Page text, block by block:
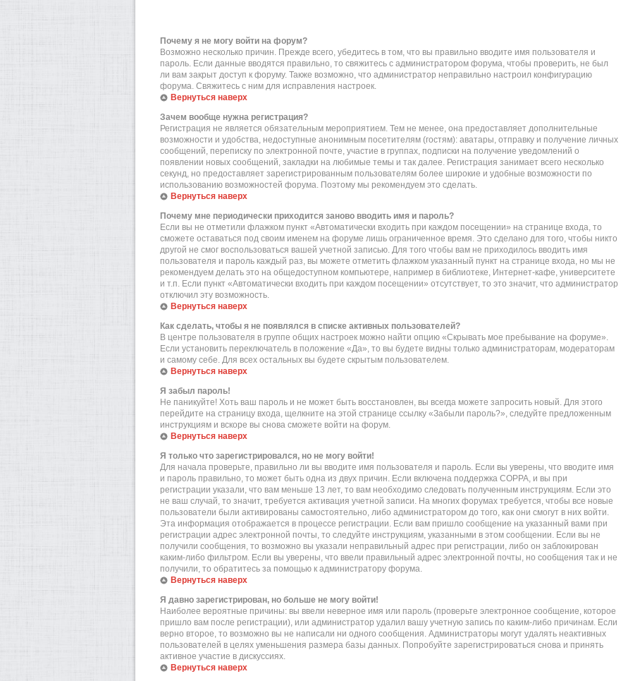
Почему я не могу войти на форум?
Возможно несколько причин. Прежде всего, убедитесь в том, что вы правильно вводите имя пользователя и
пароль. Если данные вводятся правильно, то свяжитесь с администратором форума, чтобы проверить, не был
ли вам закрыт доступ к форуму. Также возможно, что администратор неправильно настроил конфигурацию
форума. Свяжитесь с ним для исправления настроек.
Вернуться наверх
Зачем вообще нужна регистрация?
Регистрация не является обязательным мероприятием. Тем не менее, она предоставляет дополнительные
возможности и удобства, недоступные анонимным посетителям (гостям): аватары, отправку и получение личных
сообщений, переписку по электронной почте, участие в группах, подписки на получение уведомлений о
появлении новых сообщений, закладки на любимые темы и так далее. Регистрация занимает всего несколько
секунд, но предоставляет зарегистрированным пользователям более широкие и удобные возможности по
использованию возможностей форума. Поэтому мы рекомендуем это сделать.
Вернуться наверх
Почему мне периодически приходится заново вводить имя и пароль?
Если вы не отметили флажком пункт «Автоматически входить при каждом посещении» на странице входа, то
сможете оставаться под своим именем на форуме лишь ограниченное время. Это сделано для того, чтобы никто
другой не смог воспользоваться вашей учетной записью. Для того чтобы вам не приходилось вводить имя
пользователя и пароль каждый раз, вы можете отметить флажком указанный пункт на странице входа, но мы не
рекомендуем делать это на общедоступном компьютере, например в библиотеке, Интернет-кафе, университете
и т.п. Если пункт «Автоматически входить при каждом посещении» отсутствует, то это значит, что администратор
отключил эту возможность.
Вернуться наверх
Как сделать, чтобы я не появлялся в списке активных пользователей?
В центре пользователя в группе общих настроек можно найти опцию «Скрывать мое пребывание на форуме».
Если установить переключатель в положение «Да», то вы будете видны только администраторам, модераторам
и самому себе. Для всех остальных вы будете скрытым пользователем.
Вернуться наверх
Я забыл пароль!
Не паникуйте! Хоть ваш пароль и не может быть восстановлен, вы всегда можете запросить новый. Для этого
перейдите на страницу входа, щелкните на этой странице ссылку «Забыли пароль?», следуйте предложенным
инструкциям и вскоре вы снова сможете войти на форум.
Вернуться наверх
Я только что зарегистрировался, но не могу войти!
Для начала проверьте, правильно ли вы вводите имя пользователя и пароль. Если вы уверены, что вводите имя
и пароль правильно, то может быть одна из двух причин. Если включена поддержка COPPA, и вы при
регистрации указали, что вам меньше 13 лет, то вам необходимо следовать полученным инструкциям. Если это
не ваш случай, то значит, требуется активация учетной записи. На многих форумах требуется, чтобы все новые
пользователи были активированы самостоятельно, либо администратором до того, как они смогут в них войти.
Эта информация отображается в процессе регистрации. Если вам пришло сообщение на указанный вами при
регистрации адрес электронной почты, то следуйте инструкциям, указанными в этом сообщении. Если вы не
получили сообщения, то возможно вы указали неправильный адрес при регистрации, либо он заблокирован
каким-либо фильтром. Если вы уверены, что ввели правильный адрес электронной почты, но сообщения так и не
получили, то обратитесь за помощью к администратору форума.
Вернуться наверх
Я давно зарегистрирован, но больше не могу войти!
Наиболее вероятные причины: вы ввели неверное имя или пароль (проверьте электронное сообщение, которое
пришло вам после регистрации), или администратор удалил вашу учетную запись по каким-либо причинам. Если
верно второе, то возможно вы не написали ни одного сообщения. Администраторы могут удалять неактивных
пользователей в целях уменьшения размера базы данных. Попробуйте зарегистрироваться снова и принять
активное участие в дискуссиях.
Вернуться наверх